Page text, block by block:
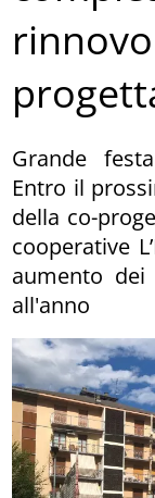
Grande
Entro il
della co-
cooperative
aumento
all'anno